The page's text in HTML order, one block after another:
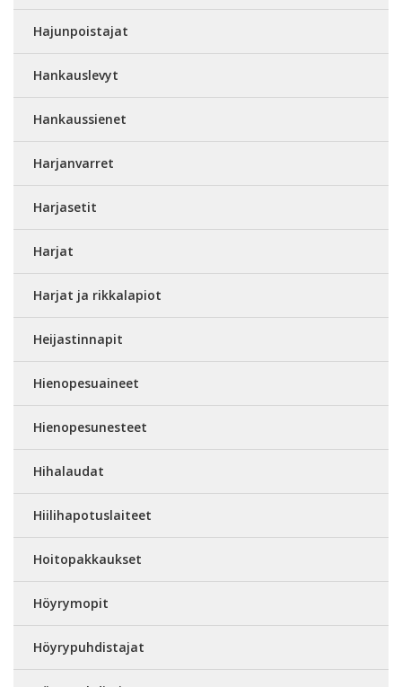
Hajunpoistajat
Hankauslevyt
Hankaussienet
Harjanvarret
Harjasetit
Harjat
Harjat ja rikkalapiot
Heijastinnapit
Hienopesuaineet
Hienopesunesteet
Hihalaudat
Hiilihapotuslaiteet
Hoitopakkaukset
Höyrymopit
Höyrypuhdistajat